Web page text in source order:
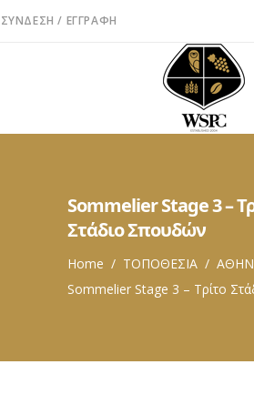
ΣΎΝΔΕΣΗ / ΕΓΓΡΑΦΉ
Sommelier Stage 3 –
Στάδιο Σπουδών
Home / ΤΟΠΟΘΕΣΙΑ /
Sommelier Stage 3 – Τρίτο